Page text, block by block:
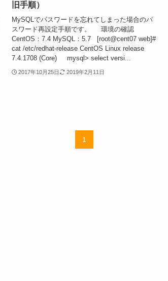
旧手順）
MySQLでパスワードを忘れてしまった場合のパ
スワード再設定手順です。 環境の確認
CentOS：7.4 MySQL：5.7 [root@cent07 web]#
cat /etc/redhat-release CentOS Linux release
7.4.1708 (Core) mysql> select versi...
2017年10月25日 2019年2月11日
1